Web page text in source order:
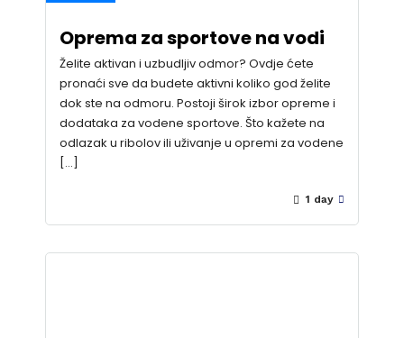
Oprema za sportove na vodi
Želite aktivan i uzbudljiv odmor? Ovdje ćete
pronaći sve da budete aktivni koliko god želite
dok ste na odmoru. Postoji širok izbor opreme i
dodataka za vodene sportove. Što kažete na
odlazak u ribolov ili uživanje u opremi za vodene
[…]
1 day